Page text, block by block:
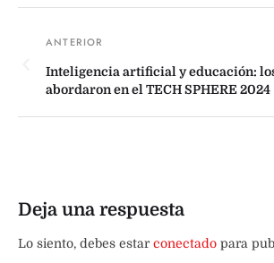
Inteligencia artificial y educación:
abordaron en el TECH SPHERE 2024
Deja una respuesta
Lo siento, debes estarconectado para